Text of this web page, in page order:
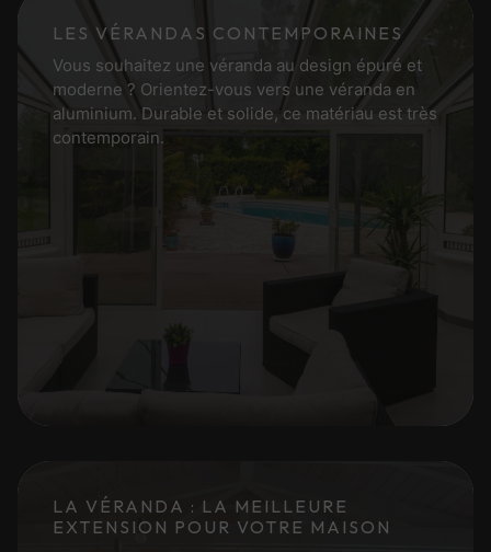
LES VÉRANDAS CONTEMPORAINES
Vous souhaitez une véranda au design épuré et
moderne ? Orientez-vous vers une véranda en
aluminium. Durable et solide, ce matériau est très
contemporain.
LA VÉRANDA : LA MEILLEURE
EXTENSION POUR VOTRE MAISON